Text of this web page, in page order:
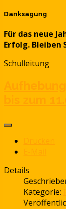
Danksagung
Für das neue
Erfolg. Bleiben
Schulleitung
Details
Kategorie: